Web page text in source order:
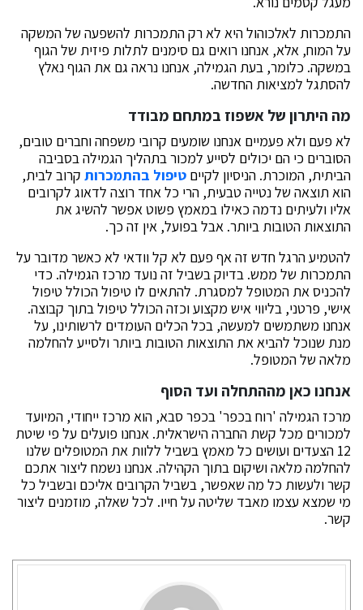
התמכרות לאלכוהול היא לא רק התמכרות להשפעה של המשקה
על המוח, אלא, אנחנו רואים גם סימנים לתלות פיזית של הגוף
במשקה. כלומר, בעת הגמילה, אנחנו נראה גם את הגוף נאלץ
להסתגל למציאות החדשה.
מה היתרון של אשפוז במתחם מבודד
לא פעם ולא פעמיים אנחנו שומעים קרובי משפחה וחברים טובים,
הסוברים כי הם יכולים לסייע למכור בתהליך הגמילה בסביבה
הביתית, המוכרת. הניסיון לקיים טיפול בהתמכרות קרוב לבית,
הוא תוצאה של נטייה טבעית, הרי כל אחד רוצה לדאוג לקרובים
אליו ולעיתים נדמה כאילו במאמץ פשוט אפשר להשיג את
התוצאות הטובות ביותר. אבל בפועל, אין זה כך.
להטמיע הרגל חדש זה אף פעם לא קל וודאי לא כאשר מדובר על
התמכרות של ממש. בדיוק בשביל זה נועד מרכז הגמילה. כדי
להכניס את המטופל למסגרת. להתאים לו טיפול הכולל טיפול
אישי, פרטני, בליווי איש מקצוע וכזה הכולל טיפול בתוך קבוצה.
אנחנו משתמשים למעשה, בכל הכלים העומדים לרשותינו, על
מנת שנוכל להביא את התוצאות הטובות ביותר ולסייע להחלמה
מלאה של המטופל.
אנחנו כאן מההתחלה ועד הסוף
מרכז הגמילה 'רוח בכפר' בכפר סבא, הוא מרכז ייחודי, המיועד
למכורים מכל קשת החברה הישראלית. אנחנו פועלים על פי שיטת
12 הצעדים ועושים כל מאמץ בשביל ללוות את המטופלים שלנו
להחלמה מלאה ושיקום בתוך הקהילה. אנחנו נשמח ליצור אתכם
קשר ולעשות כל מה שאפשר, בשביל הקרובים אליכם ובשביל כל
מי שמצא עצמו מאבד שליטה על חייו. לכל שאלה, מוזמנים ליצור
קשר.